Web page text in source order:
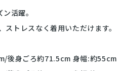
活躍。
トレスなく着用いただけます。
後身ごろ約71.5cm 身幅:約55cm